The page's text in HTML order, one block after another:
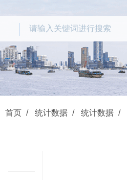
首页 统计数据 统计数据